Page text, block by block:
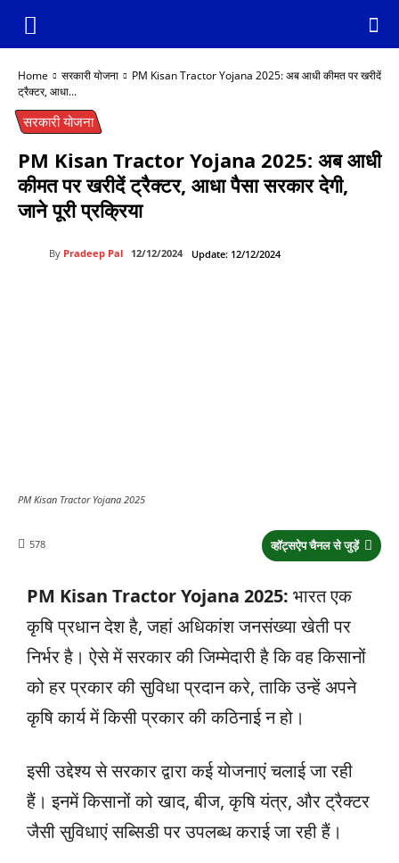
Home सरकारी योजना
PM Kisan Tractor Yojana 2025: अब आधी कीमत पर खरीदें
ट्रैक्टर, आधा...
सरकारी योजना
PM Kisan Tractor Yojana 2025: अब आधी
कीमत पर खरीदें ट्रैक्टर, आधा पैसा सरकार देगी,
जाने पूरी प्रक्रिया
By Pradeep Pal 12/12/2024 Update: 12/12/2024
PM Kisan Tractor Yojana 2025
व्हॉट्सऐप चैनल से जुड़ें
578
PM Kisan Tractor Yojana 2025: भारत एक
कृषि प्रधान देश है, जहां अधिकांश जनसंख्या खेती पर
निर्भर है। ऐसे में सरकार की जिम्मेदारी है कि वह किसानों
को हर प्रकार की सुविधा प्रदान करे, ताकि उन्हें अपने
कृषि कार्य में किसी प्रकार की कठिनाई न हो।
इसी उद्देश्य से सरकार द्वारा कई योजनाएं चलाई जा रही
हैं। इनमें किसानों को खाद, बीज, कृषि यंत्र, और ट्रैक्टर
जैसी सुविधाएं सब्सिडी पर उपलब्ध कराई जा रही हैं।